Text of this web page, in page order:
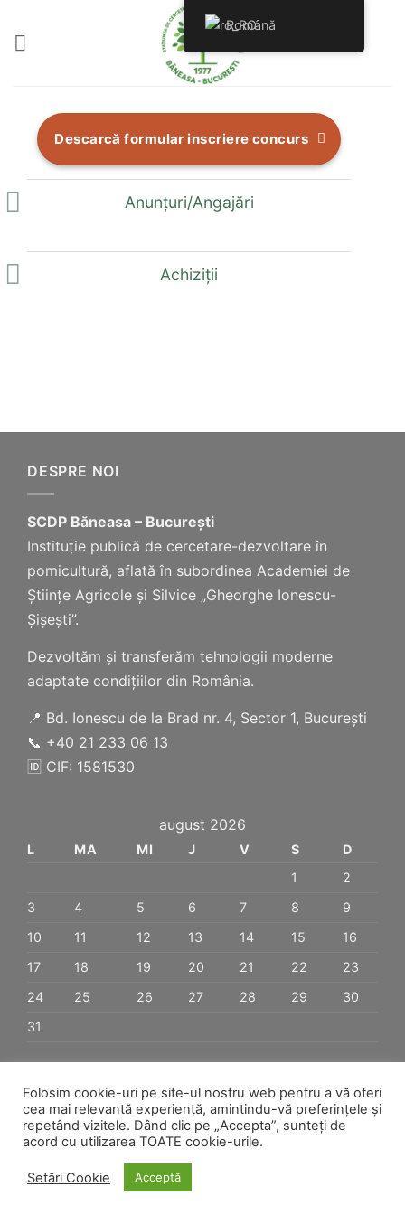
content
Descarcă formular inscriere concurs
Anunțuri/Angajări
Achiziții
DESPRE NOI
SCDP Băneasa – București
Instituție publică de cercetare-dezvoltare în
pomicultură, aflată în subordinea Academiei de
Științe Agricole și Silvice „Gheorghe Ionescu-
Șișești”.
Dezvoltăm și transferăm tehnologii moderne
adaptate condițiilor din România.
📍 Bd. Ionescu de la Brad nr. 4, Sector 1, București
📞 +40 21 233 06 13
🆔 CIF: 1581530
august 2026
L MA MI J V S
D
1
2
3
4 5 6 7 8
9
10
11 12 13 14 15
16
17
18 19 20 21 22
23
24
25 26 27 28 29
30
31
« ian.
Visa PayPal Stripe MasterCard
Cash
PROGRAM RADAR
DEZVOLTARE
SERVICII ANUNȚURI & ACHIZIȚII
MAGAZIN
Folosim cookie-uri pe site-ul nostru web pentru a vă oferi
cea mai relevantă experiență, amintindu-vă preferințele și
repetând vizitele. Dând clic pe „Accepta”, sunteți de
acord cu utilizarea TOATE cookie-urile.
Setări Cookie Acceptă
Română